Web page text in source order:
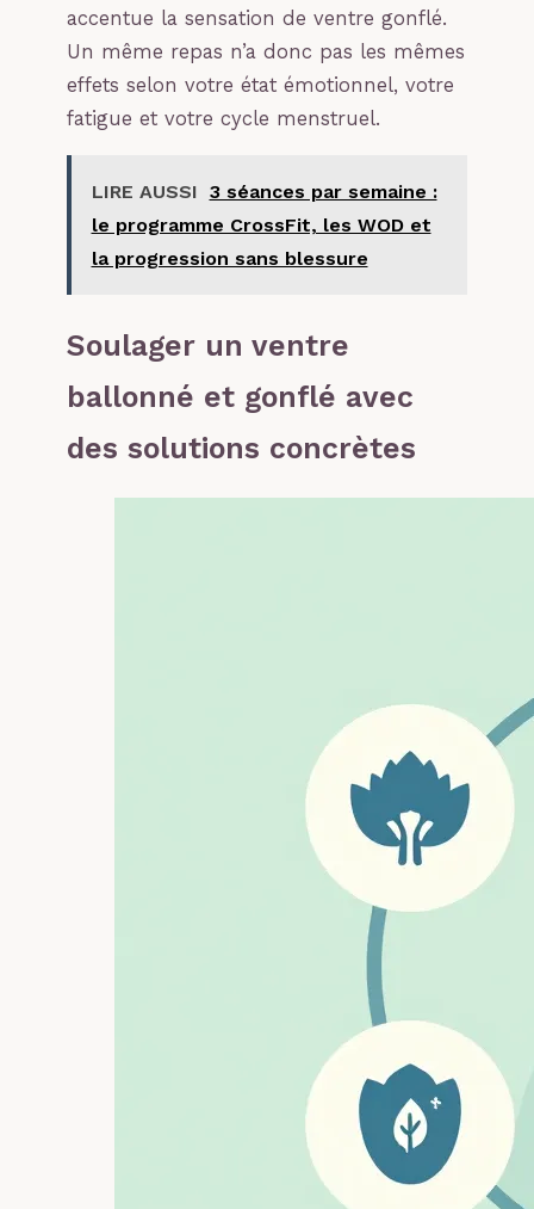
accentue la sensation de ventre gonflé.
Un même repas n’a donc pas les mêmes
effets selon votre état émotionnel, votre
fatigue et votre cycle menstruel.
LIRE AUSSI 3 séances par semaine :
le programme CrossFit, les WOD et
la progression sans blessure
Soulager un ventre
ballonné et gonflé avec
des solutions concrètes